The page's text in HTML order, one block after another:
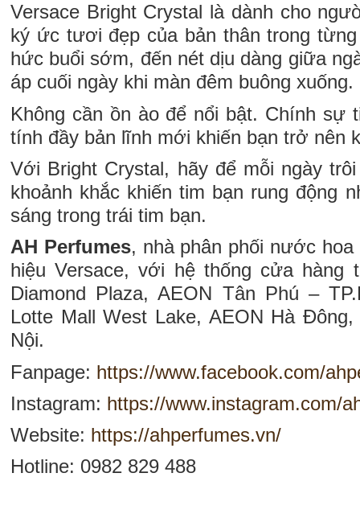
Versace Bright Crystal là dành cho
ký ức tươi đẹp của bản thân trong
hức buổi sớm, đến nét dịu dàng giữa
áp cuối ngày khi màn đêm buông xuống.
Không cần ồn ào để nổi bật. Chính sự
tính đầy bản lĩnh mới khiến bạn trở nên
Với Bright Crystal, hãy để mỗi ngày
khoảnh khắc khiến tim bạn rung động
sáng trong trái tim bạn.
AH Perfumes, nhà phân phối nước
hiệu Versace, với hệ thống cửa hàng
Diamond Plaza, AEON Tân Phú –
Lotte Mall West Lake, AEON Hà
Nội.
Fanpage: https://www.facebook.com/
Instagram: https://www.instagram.com/
Website: https://ahperfumes.vn/
Hotline: 0982 829 488